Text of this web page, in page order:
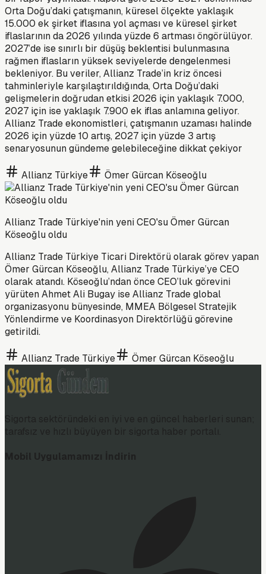
Orta Doğu’daki çatışmanın, küresel ölçekte yaklaşık
15.000 ek şirket iflasına yol açması ve küresel şirket
iflaslarının da 2026 yılında yüzde 6 artması öngörülüyor.
2027’de ise sınırlı bir düşüş beklentisi bulunmasına
rağmen iflasların yüksek seviyelerde dengelenmesi
bekleniyor. Bu veriler, Allianz Trade’in kriz öncesi
tahminleriyle karşılaştırıldığında, Orta Doğu’daki
gelişmelerin doğrudan etkisi 2026 için yaklaşık 7.000,
2027 için ise yaklaşık 7.900 ek iflas anlamına geliyor.
Allianz Trade ekonomistleri, çatışmanın uzaması halinde
2026 için yüzde 10 artış, 2027 için yüzde 3 artış
senaryosunun gündeme gelebileceğine dikkat çekiyor
Allianz Türkiye Ömer Gürcan Köseoğlu
Allianz Trade Türkiye'nin yeni CEO'su Ömer Gürcan
Köseoğlu oldu
Allianz Trade Türkiye Ticari Direktörü olarak görev yapan
Ömer Gürcan Köseoğlu, Allianz Trade Türkiye’ye CEO
olarak atandı. Köseoğlu’ndan önce CEO’luk görevini
yürüten Ahmet Ali Bugay ise Allianz Trade global
organizasyonu bünyesinde, MMEA Bölgesel Stratejik
Yönlendirme ve Koordinasyon Direktörlüğü görevine
getirildi.
Allianz Trade Türkiye Ömer Gürcan Köseoğlu